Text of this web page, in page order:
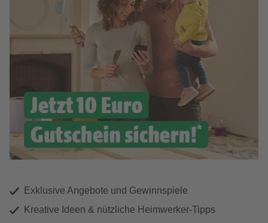
Exklusive Angebote und Gewinnspiele
Kreative Ideen & nützliche Heimwerker-Tipps